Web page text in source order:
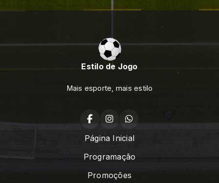
Estilo de Jogo
Mais esporte, mais estilo
Página Inicial
Programação
Promoções